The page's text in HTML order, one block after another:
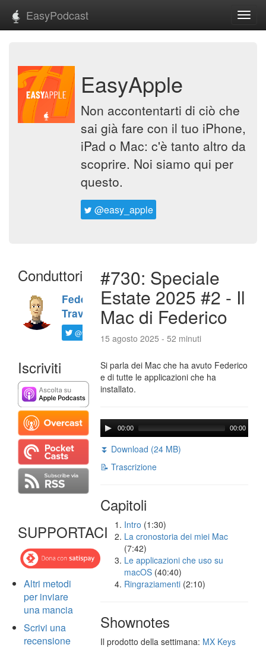
EasyPodcast
EasyApple
Non accontentarti di ciò che
sai già fare con il tuo iPhone,
iPad o Mac: c'è tanto altro da
scoprire. Noi siamo qui per
questo.
@easy_apple
Conduttori
Federico
Travaini
@ftrava
Iscriviti
SUPPORTACI
Altri metodi
per inviare
una mancia
Scrivi una
recensione
#730: Speciale
Estate 2025 #2 - Il
Mac di Federico
15 agosto 2025 - 52 minuti
Si parla dei Mac che ha avuto Federico
e di tutte le applicazioni che ha
installato.
00:00 00:00
⏬ Download (24 MB)
📝 Trascrizione
Capitoli
Intro (1:30)
La cronostoria dei miei Mac
(7:42)
Le applicazioni che uso su
macOS (40:40)
Ringraziamenti (2:10)
Shownotes
Il prodotto della settimana: MX Keys